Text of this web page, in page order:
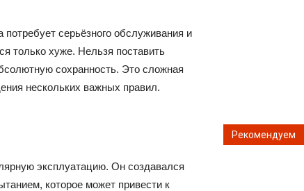
серьёзного обслуживания и
только хуже. Нельзя поставить
сохранность. Это сложная
нескольких важных правил.
эксплуатацию. Он создавался
которое может привести к
Рекомендуем